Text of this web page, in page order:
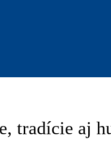
tradície aj